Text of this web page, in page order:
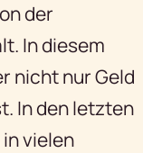
der
In diesem
nicht nur Geld
In den letzten
vielen